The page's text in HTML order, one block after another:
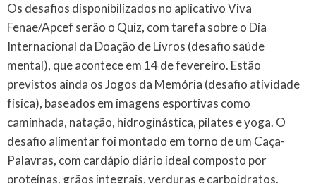
Os desafios disponibilizados no aplicativo Viva
Fenae/Apcef serão o Quiz, com tarefa sobre o Dia
Internacional da Doação de Livros (desafio saúde
mental), que acontece em 14 de fevereiro. Estão
previstos ainda os Jogos da Memória (desafio atividade
física), baseados em imagens esportivas como
caminhada, natação, hidroginástica, pilates e yoga. O
desafio alimentar foi montado em torno de um Caça-
Palavras, com cardápio diário ideal composto por
proteínas, grãos integrais, verduras e carboidratos.